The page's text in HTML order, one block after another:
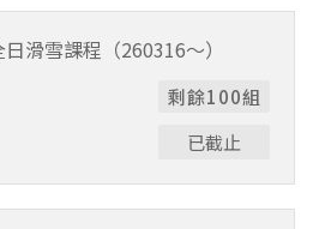
午休1小時）。
滑雪課程（260316～）
剩餘100組
已截止